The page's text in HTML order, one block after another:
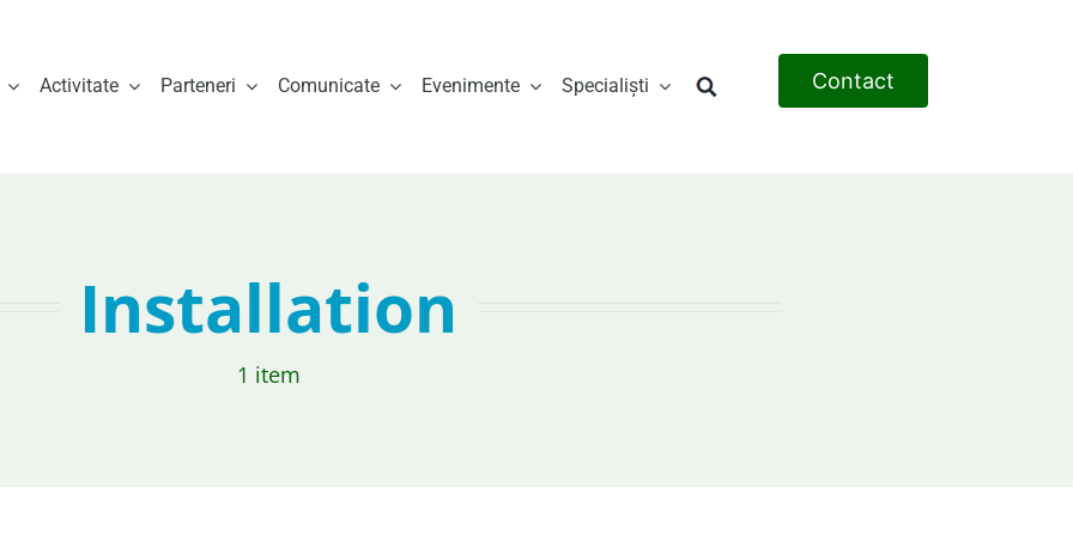
Activitate Parteneri Comunicate Evenimente Specialiști Contact
Installation
1 item